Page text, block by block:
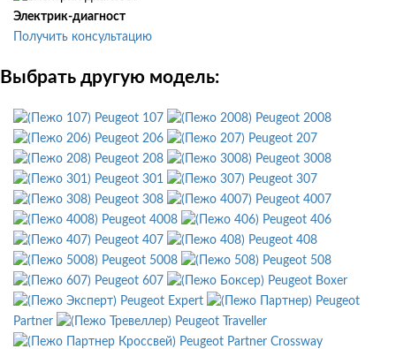
Электрик-диагност
Получить консультацию
Выбрать другую модель:
Peugeot 107
Peugeot 2008
Peugeot 206
Peugeot 207
Peugeot 208
Peugeot 3008
Peugeot 301
Peugeot 307
Peugeot 308
Peugeot 4007
Peugeot 4008
Peugeot 406
Peugeot 407
Peugeot 408
Peugeot 5008
Peugeot 508
Peugeot 607
Peugeot Boxer
Peugeot Expert
Peugeot
Partner
Peugeot Traveller
Peugeot Partner Crossway